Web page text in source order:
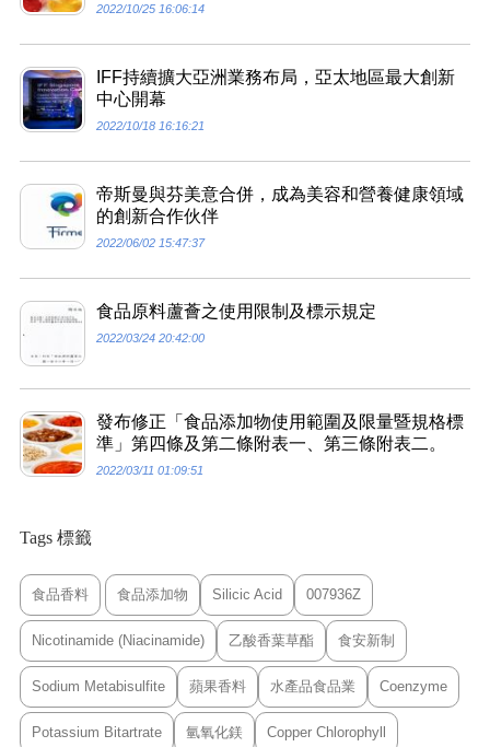
2022/10/25 16:06:14
IFF持續擴大亞洲業務布局，亞太地區最大創新
中心開幕
2022/10/18 16:16:21
帝斯曼與芬美意合併，成為美容和營養健康領域
的創新合作伙伴
2022/06/02 15:47:37
食品原料蘆薈之使用限制及標示規定
2022/03/24 20:42:00
發布修正「食品添加物使用範圍及限量暨規格標
準」第四條及第二條附表一、第三條附表二。
2022/03/11 01:09:51
Tags 標籤
食品香料 食品添加物 Silicic Acid 007936Z
Nicotinamide (Niacinamide) 乙酸香葉草酯 食安新制
Sodium Metabisulfite 蘋果香料 水產品食品業 Coenzyme
Potassium Bitartrate 氫氧化鎂 Copper Chlorophyll